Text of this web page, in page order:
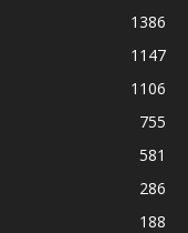
1386
1147
1106
755
581
286
188